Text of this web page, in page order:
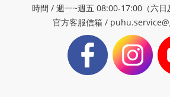
時間 / 週一~週五 08:00-17:00（六日
官方客服信箱 /